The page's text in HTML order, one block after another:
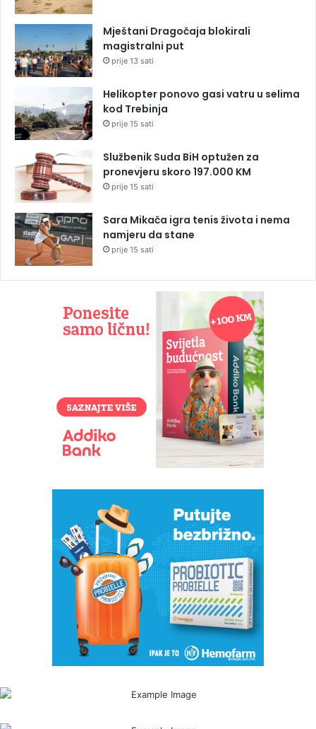
Mještani Dragočaja blokirali
magistralni put
prije 13 sati
Helikopter ponovo gasi vatru u selima
kod Trebinja
prije 15 sati
Službenik Suda BiH optužen za
pronevjeru skoro 197.000 KM
prije 15 sati
Sara Mikača igra tenis života i nema
namjeru da stane
prije 15 sati